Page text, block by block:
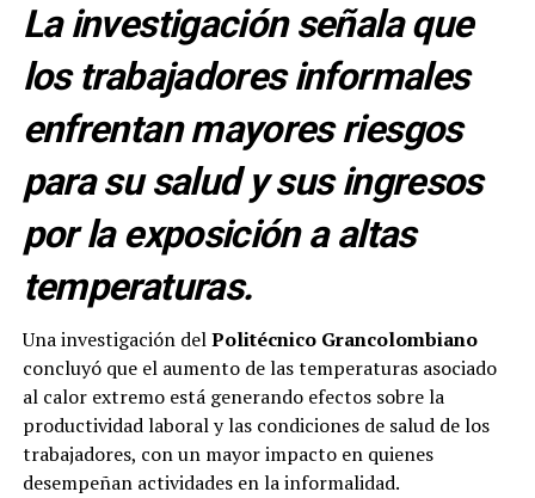
La investigación señala que
los trabajadores informales
enfrentan mayores riesgos
para su salud y sus ingresos
por la exposición a altas
temperaturas.
Una investigación delPolitécnico Grancolombiano
concluyó que el aumento de las temperaturas asociado
al calor extremo está generando efectos sobre la
productividad laboral y las condiciones de salud de los
trabajadores, con un mayor impacto en quienes
desempeñan actividades en la informalidad.